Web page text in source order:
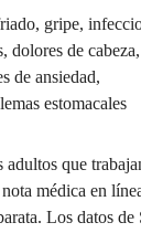
gripe,
dolores de cabeza,
de ansiedad,
estomacales
adultos que
médica en
Los datos